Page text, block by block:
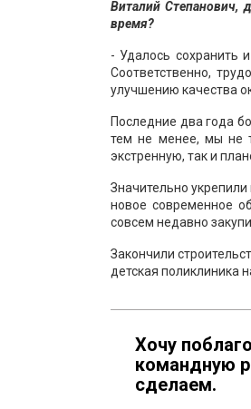
Виталий Степанович,
время?
- Удалось сохранить
Соответственно,
улучшению качества
Последние два года
тем не менее, мы не
экстренную, так и
Значительно
новое современное
совсем недавно
Закончили
детская поликлиника
Хочу
командную
сделаем.